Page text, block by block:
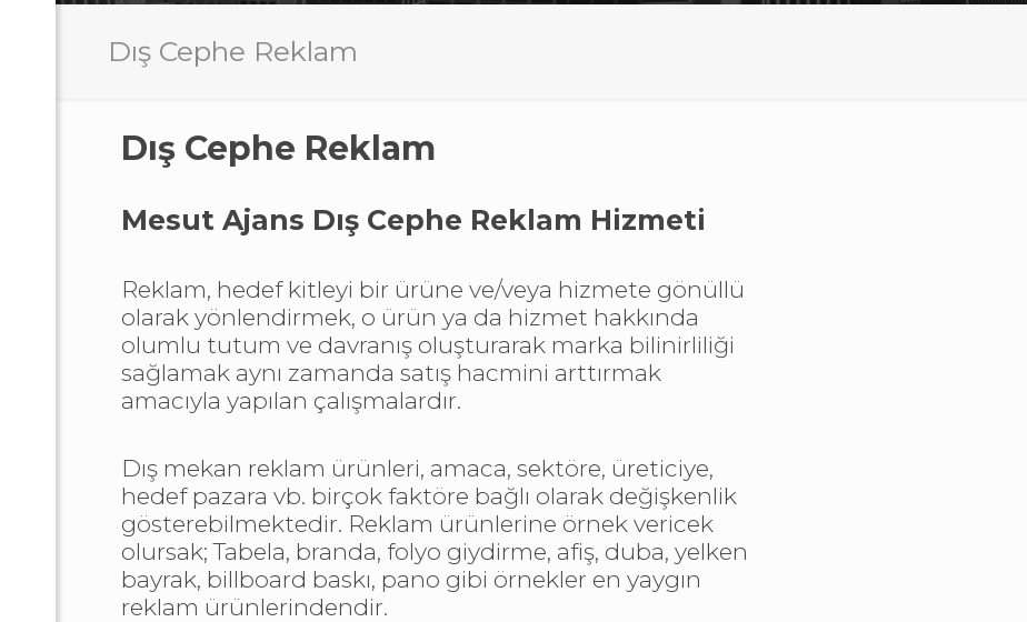
Dış Cephe Reklam
Dış Cephe Reklam
Mesut Ajans Dış Cephe Reklam Hizmeti
Reklam, hedef kitleyi bir ürüne ve/veya hizmete gönüllü
olarak yönlendirmek, o ürün ya da hizmet hakkında
olumlu tutum ve davranış oluşturarak marka bilinirliliği
sağlamak aynı zamanda satış hacmini arttırmak
amacıyla yapılan çalışmalardır.
Dış mekan reklam ürünleri, amaca, sektöre, üreticiye,
hedef pazara vb. birçok faktöre bağlı olarak değişkenlik
gösterebilmektedir. Reklam ürünlerine örnek vericek
olursak; Tabela, branda, folyo giydirme, afiş, duba, yelken
bayrak, billboard baskı, pano gibi örnekler en yaygın
reklam ürünlerindendir.